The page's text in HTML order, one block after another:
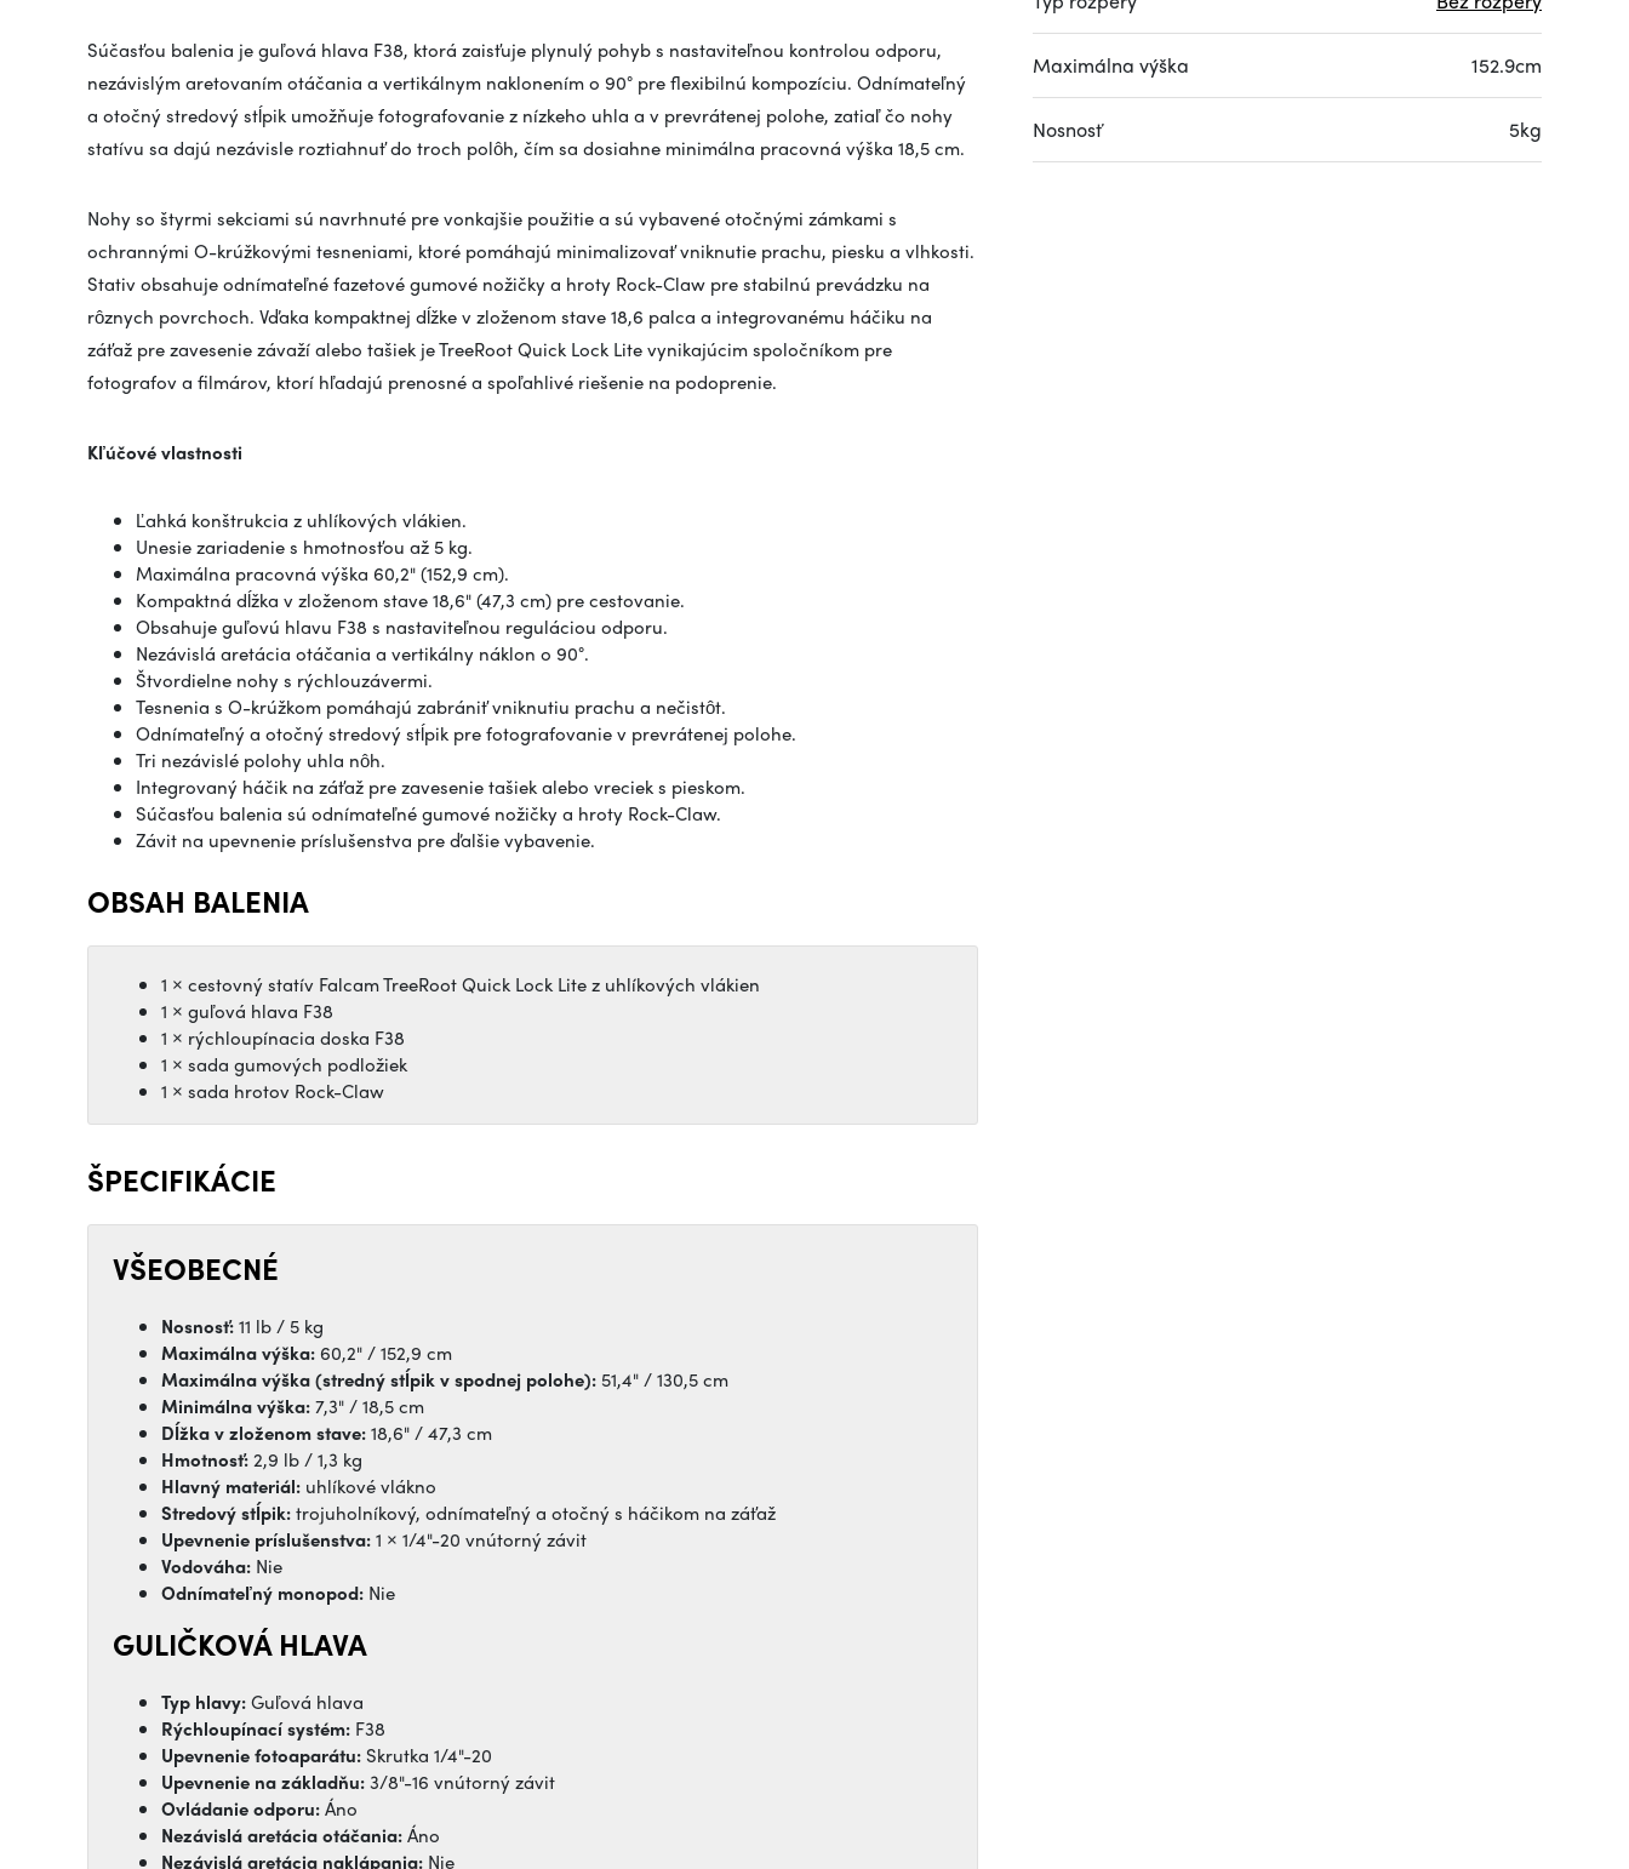
Súčasťou balenia je guľová hlava F38, ktorá zaisťuje plynulý pohyb s nastaviteľnou kontrolou odporu,
nezávislým aretovaním otáčania a vertikálnym naklonením o 90° pre flexibilnú kompozíciu. Odnímateľný
a otočný stredový stĺpik umožňuje fotografovanie z nízkeho uhla a v prevrátenej polohe, zatiaľ čo nohy
statívu sa dajú nezávisle roztiahnuť do troch polôh, čím sa dosiahne minimálna pracovná výška 18,5 cm.
Nohy so štyrmi sekciami sú navrhnuté pre vonkajšie použitie a sú vybavené otočnými zámkami s
ochrannými O-krúžkovými tesneniami, ktoré pomáhajú minimalizovať vniknutie prachu, piesku a vlhkosti.
Stativ obsahuje odnímateľné fazetové gumové nožičky a hroty Rock-Claw pre stabilnú prevádzku na
rôznych povrchoch. Vďaka kompaktnej dĺžke v zloženom stave 18,6 palca a integrovanému háčiku na
záťaž pre zavesenie závaží alebo tašiek je TreeRoot Quick Lock Lite vynikajúcim spoločníkom pre
fotografov a filmárov, ktorí hľadajú prenosné a spoľahlivé riešenie na podoprenie.
Kľúčové vlastnosti
Ľahká konštrukcia z uhlíkových vlákien.
Unesie zariadenie s hmotnosťou až 5 kg.
Maximálna pracovná výška 60,2" (152,9 cm).
Kompaktná dĺžka v zloženom stave 18,6" (47,3 cm) pre cestovanie.
Obsahuje guľovú hlavu F38 s nastaviteľnou reguláciou odporu.
Nezávislá aretácia otáčania a vertikálny náklon o 90°.
Štvordielne nohy s rýchlouzávermi.
Tesnenia s O-krúžkom pomáhajú zabrániť vniknutiu prachu a nečistôt.
Odnímateľný a otočný stredový stĺpik pre fotografovanie v prevrátenej polohe.
Tri nezávislé polohy uhla nôh.
Integrovaný háčik na záťaž pre zavesenie tašiek alebo vreciek s pieskom.
Súčasťou balenia sú odnímateľné gumové nožičky a hroty Rock-Claw.
Závit na upevnenie príslušenstva pre ďalšie vybavenie.
OBSAH BALENIA
1 × cestovný statív Falcam TreeRoot Quick Lock Lite z uhlíkových vlákien
1 × guľová hlava F38
1 × rýchloupínacia doska F38
1 × sada gumových podložiek
1 × sada hrotov Rock-Claw
ŠPECIFIKÁCIE
VŠEOBECNÉ
Nosnosť:11 lb / 5 kg
Maximálna výška:60,2" / 152,9 cm
Maximálna výška (stredný stĺpik v spodnej polohe): 51,4" / 130,5 cm
Minimálna výška:7,3" / 18,5 cm
Dĺžka v zloženom stave:18,6" / 47,3 cm
Hmotnosť:2,9 lb / 1,3 kg
Hlavný materiál: uhlíkové vlákno
Stredový stĺpik:trojuholníkový, odnímateľný a otočný s háčikom na záťaž
Upevnenie príslušenstva:1 × 1/4"-20 vnútorný závit
Vodováha: Nie
Odnímateľný monopod: Nie
GULIČKOVÁ HLAVA
Typ hlavy:Guľová hlava
Rýchloupínací systém: F38
Upevnenie fotoaparátu: Skrutka 1/4"-20
Upevnenie na základňu:3/8"-16 vnútorný závit
Ovládanie odporu:Áno
Nezávislá aretácia otáčania:Áno
Nezávislá aretácia naklápania: Nie
Maximálna výška 152.9cm
Nosnosť 5kg